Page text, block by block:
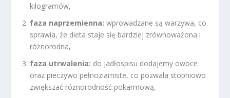
kilogramów,
faza naprzemienna: wprowadzane są warzywa, co
sprawia, że dieta staje się bardziej zrównoważona i
różnorodna,
faza utrwalenia: do jadłospisu dodajemy owoce
oraz pieczywo pełnoziarniste, co pozwala stopniowo
zwiększać różnorodność pokarmową,